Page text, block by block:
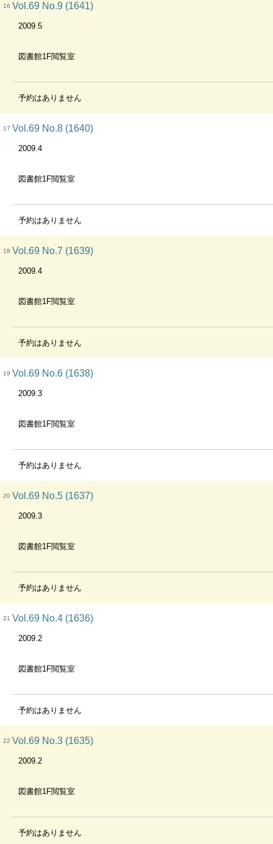
16 Vol.69 No.9 (1641)
2009.5
図書館1F閲覧室
予約はありません
17 Vol.69 No.8 (1640)
2009.4
図書館1F閲覧室
予約はありません
18 Vol.69 No.7 (1639)
2009.4
図書館1F閲覧室
予約はありません
19 Vol.69 No.6 (1638)
2009.3
図書館1F閲覧室
予約はありません
20 Vol.69 No.5 (1637)
2009.3
図書館1F閲覧室
予約はありません
21 Vol.69 No.4 (1636)
2009.2
図書館1F閲覧室
予約はありません
22 Vol.69 No.3 (1635)
2009.2
図書館1F閲覧室
予約はありません